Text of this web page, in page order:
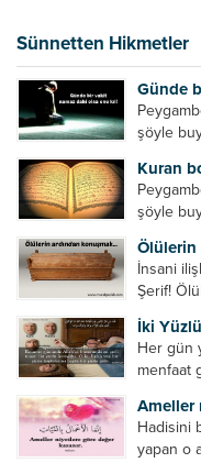
Beynin
denir. Bu
Sünnetten Hikmetler
Günde
şöyle
bir yere
Kuran
şöyle
kendi
Ölülerin
İnsani
Şerif!
İki
Her gün
menfaat
insan
duran,...
Ameller
Hadisini
yapan o